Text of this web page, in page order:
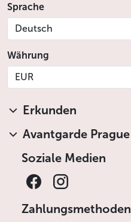
Sprache
Deutsch
Währung
EUR
Erkunden
Avantgarde Prague
Soziale Medien
Zahlungsmethoden